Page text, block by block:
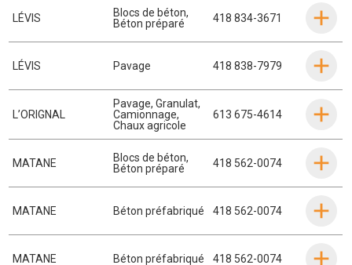
LÉVIS Blocs de béton,
Béton préparé
418 834-3671
LÉVIS Pavage 418 838-7979
L’ORIGNAL
Pavage,Granulat,
Camionnage,
Chaux agricole
613 675-4614
MATANE Blocs de béton,
Béton préparé
418 562-0074
MATANE Béton préfabriqué 418 562-0074
MATANE Béton préfabriqué 418 562-0074